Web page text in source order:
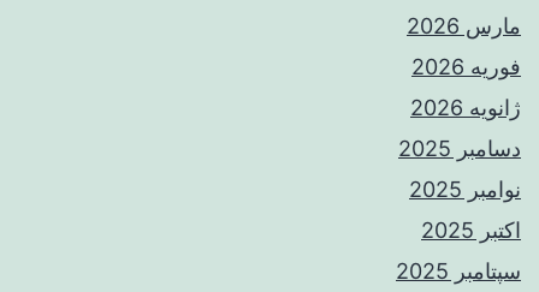
مارس 2026
فوریه 2026
ژانویه 2026
دسامبر 2025
نوامبر 2025
اکتبر 2025
سپتامبر 2025